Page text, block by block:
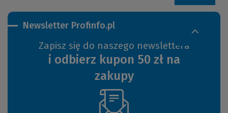
Newsletter Profinfo.pl
Zapisz się do naszego newslettera
i odbierz kupon 50 zł na
zakupy
(Nowe